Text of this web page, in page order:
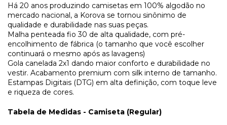
Há 20 anos produzindo camisetas em 100% algodão no
mercado nacional, a Korova se tornou sinônimo de
qualidade e durabilidade nas suas peças.
Malha penteada fio 30 de alta qualidade, com pré-
encolhimento de fábrica (o tamanho que você escolher
continuará o mesmo após as lavagens)
Gola canelada 2x1 dando maior conforto e durabilidade no
vestir. Acabamento premium com silk interno de tamanho.
Estampas Digitais (DTG) em alta definição, com toque leve
e riqueza de cores.
Tabela de Medidas - Camiseta (Regular)